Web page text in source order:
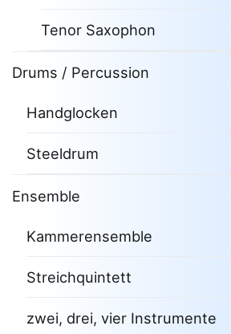
Tenor Saxophon
Drums / Percussion
Handglocken
Steeldrum
Ensemble
Kammerensemble
Streichquintett
zwei, drei, vier Instrumente